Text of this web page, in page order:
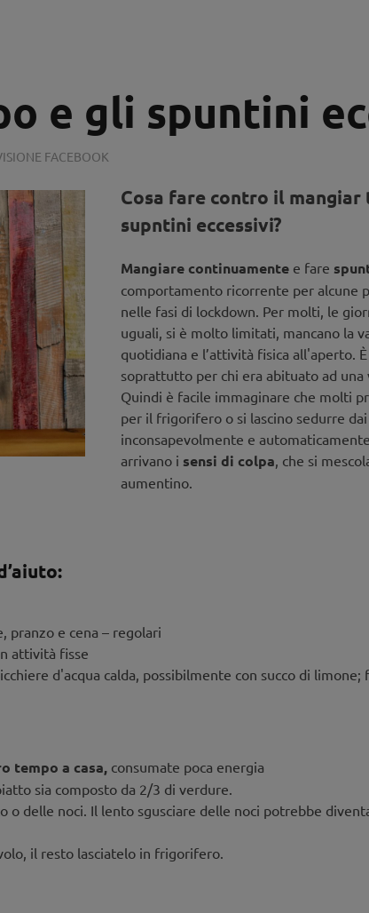
e gli spuntini
FACEBOOK
Cosa fare contro il
supntini eccessivi?
Mangiare continuamente e fare
comportamento ricorrente per alcune
nelle fasi di lockdown. Per molti, le
uguali, si è molto limitati, mancano la
quotidiana e l’attività fisica all'aperto.
soprattutto per chi era abituato ad una
Quindi è facile immaginare che molti
per il frigorifero o si lascino sedurre
inconsapevolmente e
arrivano i sensi di colpa , che si
aumentino.
pranzo e cena – regolari
attività fisse
d'acqua calda, possibilmente con succo di
tempo a casa, consumate poca energia
sia composto da 2/3 di verdure.
delle noci. Il lento sgusciare delle noci potrebbe
il resto lasciatelo in frigorifero.